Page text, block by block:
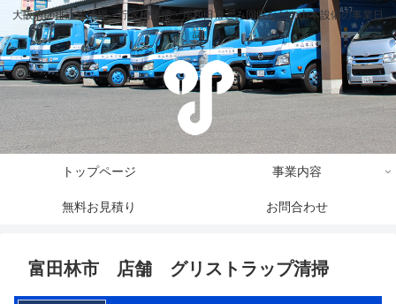
大阪府の排水管清掃・貯水槽清掃・岸和田市ごみ回収などの山本設備の事業日
誌
トップページ 事業内容
無料お見積り お問合わせ
富田林市 店舗 グリストラップ清掃